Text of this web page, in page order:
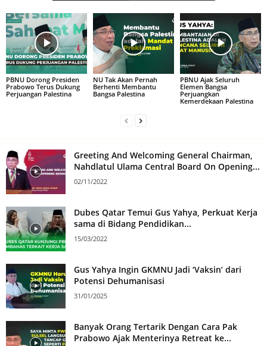
PBNU Dorong Presiden
Prabowo Terus Dukung
Perjuangan Palestina
NU Tak Akan Pernah
Berhenti Membantu
Bangsa Palestina
PBNU Ajak Seluruh
Elemen Bangsa
Perjuangkan
Kemerdekaan Palestina
Greeting And Welcoming General Chairman,
Nahdlatul Ulama Central Board On Opening...
02/11/2022
Dubes Qatar Temui Gus Yahya, Perkuat Kerja
sama di Bidang Pendidikan...
15/03/2022
Gus Yahya Ingin GKMNU Jadi ‘Vaksin’ dari
Potensi Dehumanisasi
31/01/2025
Banyak Orang Tertarik Dengan Cara Pak
Prabowo Ajak Menterinya Retreat ke...